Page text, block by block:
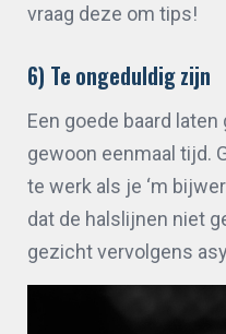
vraag deze om tips!
6) Te ongeduldig zijn
Een goede baard
gewoon eenmaal tijd.
te werk als je ‘m
dat de halslijnen niet
gezicht vervolgens